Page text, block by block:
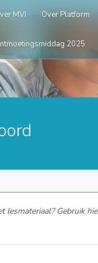
MVI Over Platform
2025
lesmateriaal? Gebruik